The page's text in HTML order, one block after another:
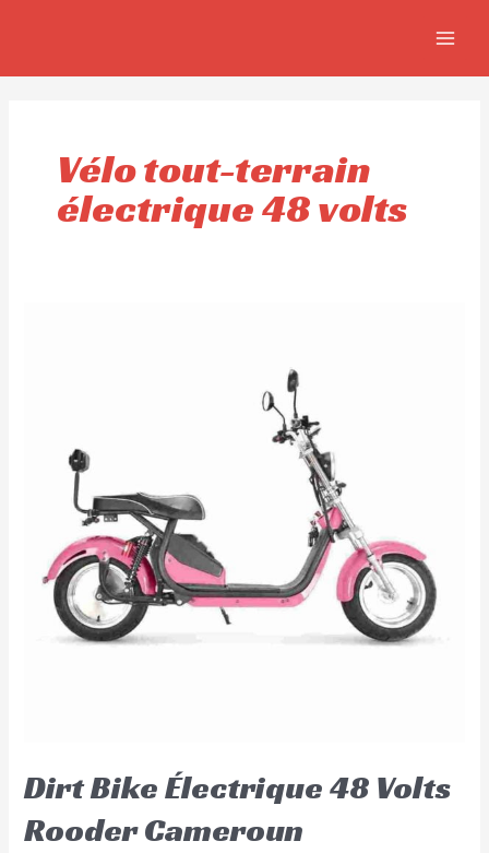
Vélo tout-terrain
électrique 48 volts
Dirt Bike Électrique 48 Volts
Rooder Cameroun